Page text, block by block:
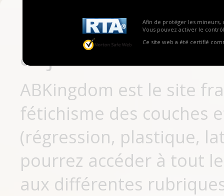
Afin de protéger les mineurs,
Vous pouvez activer le
Ce site web a été certifié
Pas encore
aujourd'hui
ABKingdom est le site
fétichisme des couches
(régression, plastique,
pourrez accéder à tout
aux différentes